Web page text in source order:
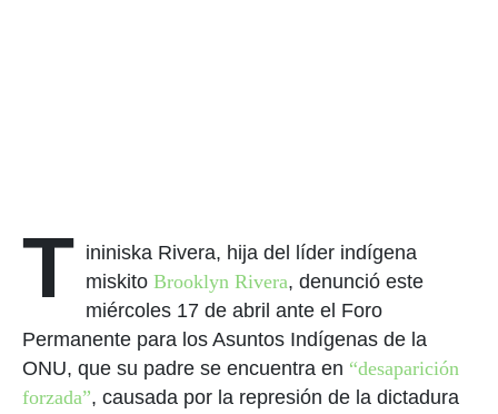
T ininiska Rivera, hija del líder indígena
miskito Brooklyn Rivera, denunció este
miércoles 17 de abril ante el Foro
Permanente para los Asuntos Indígenas de la
ONU, que su padre se encuentra en “desaparición
forzada”, causada por la represión de la dictadura